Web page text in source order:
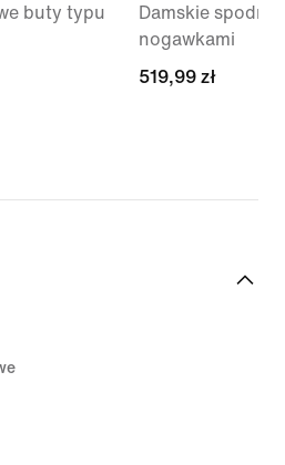
buty typu
Damskie
nogawkami
519,99 zł
519,99 zł